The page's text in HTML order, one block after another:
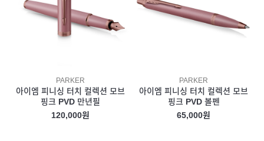
PARKER
아이엠 피니싱 터치 컬렉션 모브
핑크 PVD 만년필
120,000원
PARKER
아이엠 피니싱 터치 컬렉션 모브
핑크 PVD 볼펜
65,000원